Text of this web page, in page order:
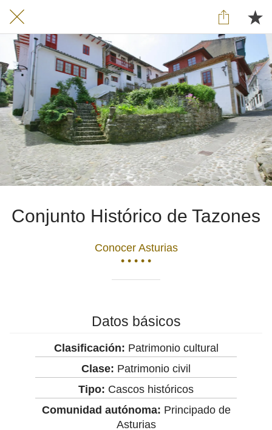
Conjunto Histórico de Tazones
Conocer Asturias
• • • • •
Datos básicos
Clasificación: Patrimonio cultural
Clase: Patrimonio civil
Tipo: Cascos históricos
Comunidad autónoma: Principado de
Asturias